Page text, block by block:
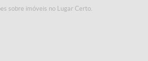
sobre imóveis no Lugar Certo.